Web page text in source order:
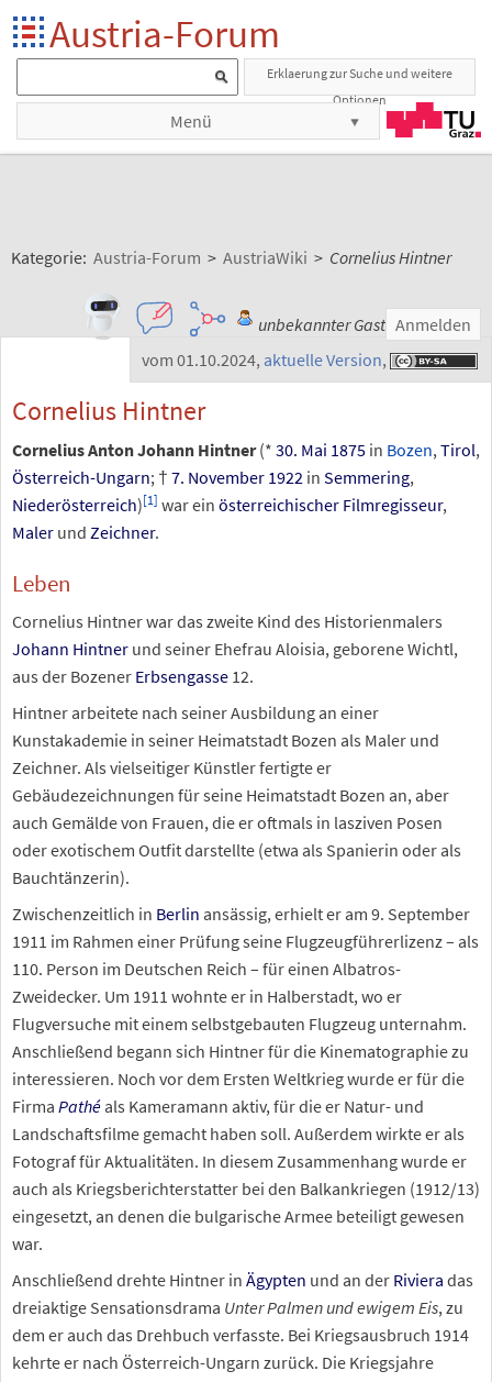
Austria-Forum
Erklaerung zur Suche und weitere
Optionen
Menü
Kategorie: Austria-Forum > AustriaWiki > Cornelius Hintner
unbekannter Gast Anmelden
vom 01.10.2024, aktuelle Version,
Cornelius Hintner
Cornelius Anton Johann Hintner(* 30. Mai 1875 in Bozen,Tirol,
Österreich-Ungarn; † 7. November 1922 in Semmering,
Niederösterreich)[1] war ein österreichischer Filmregisseur,
Maler und Zeichner.
Leben
Cornelius Hintner war das zweite Kind des Historienmalers
Johann Hintner und seiner Ehefrau Aloisia, geborene Wichtl,
aus der Bozener Erbsengasse 12.
Hintner arbeitete nach seiner Ausbildung an einer
Kunstakademie in seiner Heimatstadt Bozen als Maler und
Zeichner. Als vielseitiger Künstler fertigte er
Gebäudezeichnungen für seine Heimatstadt Bozen an, aber
auch Gemälde von Frauen, die er oftmals in lasziven Posen
oder exotischem Outfit darstellte (etwa als Spanierin oder als
Bauchtänzerin).
Zwischenzeitlich in Berlin ansässig, erhielt er am 9. September
1911 im Rahmen einer Prüfung seine Flugzeugführerlizenz – als
110. Person im Deutschen Reich – für einen Albatros-
Zweidecker. Um 1911 wohnte er in Halberstadt, wo er
Flugversuche mit einem selbstgebauten Flugzeug unternahm.
Anschließend begann sich Hintner für die Kinematographie zu
interessieren. Noch vor dem Ersten Weltkrieg wurde er für die
Firma Pathé als Kameramann aktiv, für die er Natur- und
Landschaftsfilme gemacht haben soll. Außerdem wirkte er als
Fotograf für Aktualitäten. In diesem Zusammenhang wurde er
auch als Kriegsberichterstatter bei den Balkankriegen (1912/13)
eingesetzt, an denen die bulgarische Armee beteiligt gewesen
war.
Anschließend drehte Hintner in Ägypten und an der Riviera das
dreiaktige Sensationsdrama Unter Palmen und ewigem Eis, zu
dem er auch das Drehbuch verfasste. Bei Kriegsausbruch 1914
kehrte er nach Österreich-Ungarn zurück. Die Kriegsjahre